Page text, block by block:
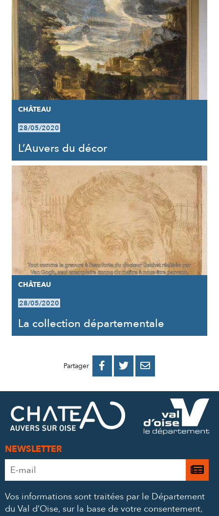
CHÂTEAU
28/05/2020
L’Auvers du décor
CHÂTEAU
28/05/2020
La collection départementale
Partager 
PARTAGER
FACEBOOK
PARTAGER
PARTAGER
MAIL
NEWSLETTER
Adresse
e-
*
Je
à
Vos informations sont traitées par le Département
du Val d’Oise, sur la base de votre consentement,